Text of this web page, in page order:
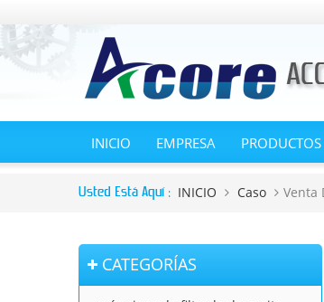
INICIO EMPRESA PRODUCTOS
Usted Está Aquí : INICIO Caso Venta
CATEGORÍAS